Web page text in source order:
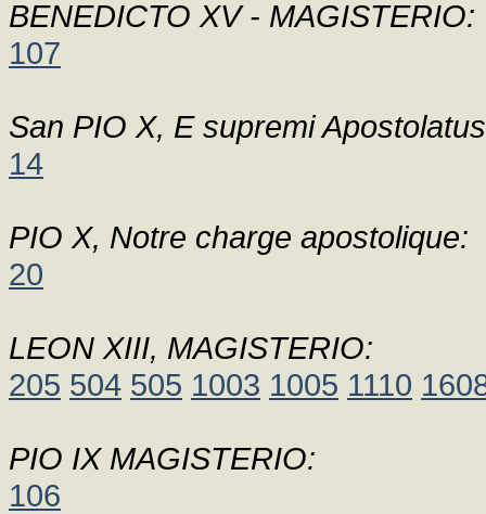
BENEDICTO XV - MAGISTERIO:
107
San PIO X, E supremi
14
PIO X, Notre charge apostolique:
20
LEON XIII, MAGISTERIO:
205 504 505 1003 1005 1110
PIO IX MAGISTERIO:
106